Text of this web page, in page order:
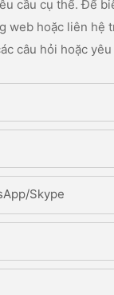
cầu cụ thể. Để
web hoặc liên hệ
câu hỏi hoặc yêu
Skype